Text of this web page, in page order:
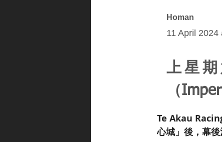
Homan
11 April 2024
上星
（
Te Akau
心城」後，幕